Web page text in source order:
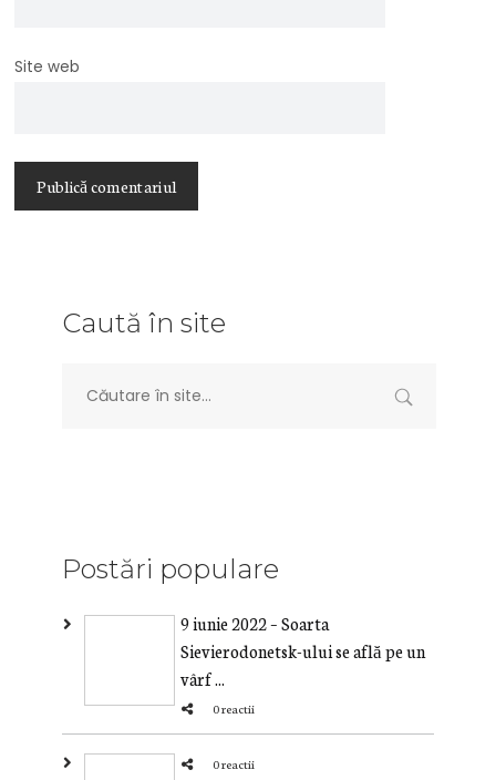
Site web
Caută în site
Postări populare
9 iunie 2022 – Soarta
Sievierodonetsk-ului se află pe un
vârf ...
0 reactii
0 reactii